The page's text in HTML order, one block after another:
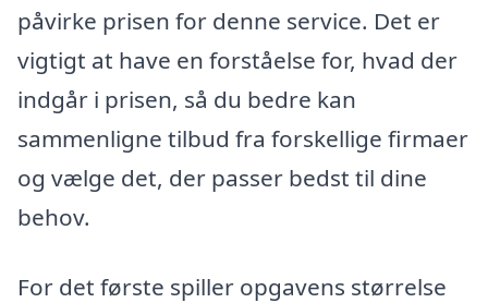
påvirke prisen for denne service. Det er
vigtigt at have en forståelse for, hvad der
indgår i prisen, så du bedre kan
sammenligne tilbud fra forskellige firmaer
og vælge det, der passer bedst til dine
behov.
For det første spiller opgavens størrelse